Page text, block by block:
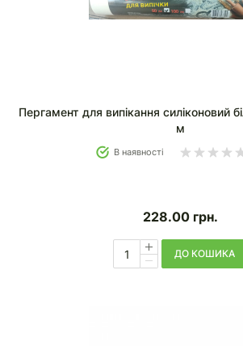
Пергамент для випікання силіконовий
м
В наявності
228.00 грн.
ДО КОШИКА